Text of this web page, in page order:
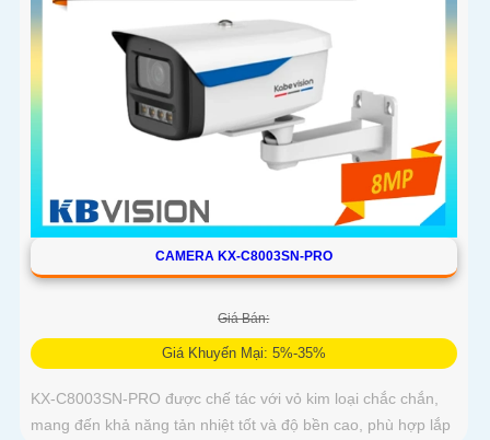
CAMERA KX-C8003SN-PRO
Giá Bán:
Giá Khuyến Mại: 5%-35%
KX-C8003SN-PRO được chế tác với vỏ kim loại chắc chắn,
mang đến khả năng tản nhiệt tốt và độ bền cao, phù hợp lắp